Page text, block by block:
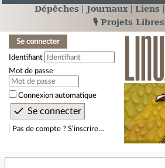
Dépêches Journaux Liens
🎙️ Projets Libres
Se connecter
Identifiant
Mot de passe
Connexion automatique
Pas de compte ? S’inscrire…